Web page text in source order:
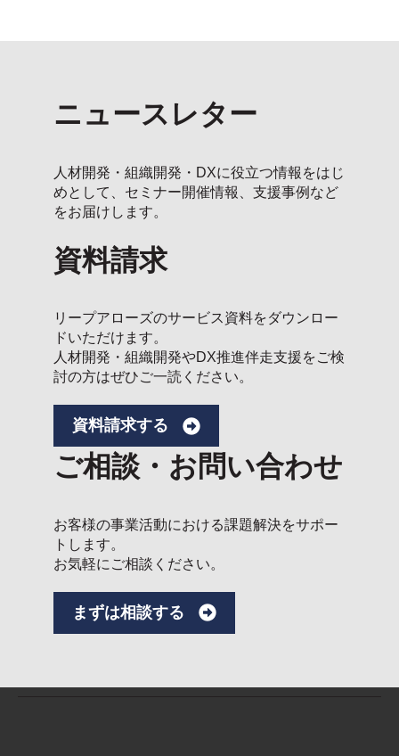
ニュースレター
人材開発・組織開発・DXに役立つ情報をはじ
めとして、セミナー開催情報、支援事例など
をお届けします。
資料請求
リープアローズのサービス資料をダウンロー
ドいただけます。
人材開発・組織開発やDX推進伴走支援をご検
討の方はぜひご一読ください。
資料請求する
ご相談・お問い合わせ
お客様の事業活動における課題解決をサポー
トします。
お気軽にご相談ください。
まずは相談する